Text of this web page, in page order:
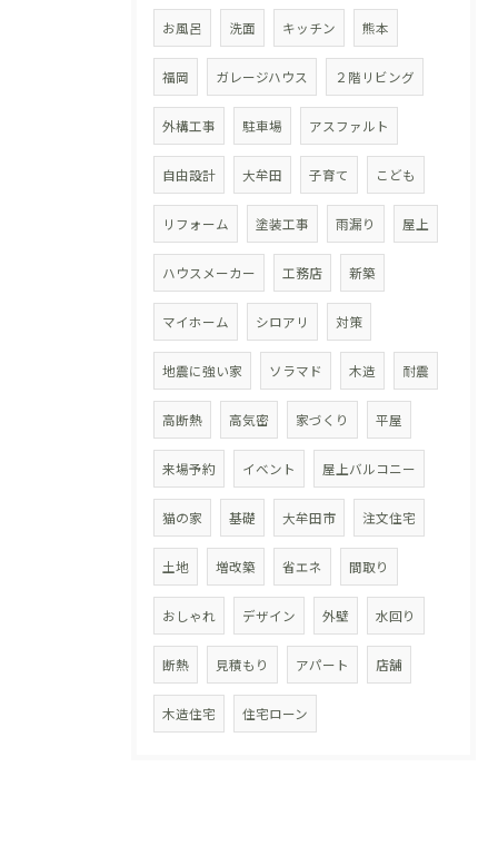
お風呂 洗面 キッチン 熊本
福岡 ガレージハウス ２階リビング
外構工事 駐車場 アスファルト
自由設計 大牟田 子育て こども
リフォーム 塗装工事 雨漏り 屋上
ハウスメーカー 工務店 新築
マイホーム シロアリ 対策
地震に強い家 ソラマド 木造 耐震
高断熱 高気密 家づくり 平屋
来場予約 イベント 屋上バルコニー
猫の家 基礎 大牟田市 注文住宅
土地 増改築 省エネ 間取り
おしゃれ デザイン 外壁 水回り
断熱 見積もり アパート 店舗
木造住宅 住宅ローン